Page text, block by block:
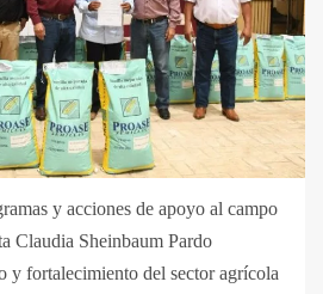
y acciones de apoyo al campo
Claudia Sheinbaum Pardo
y fortalecimiento del sector agrícola